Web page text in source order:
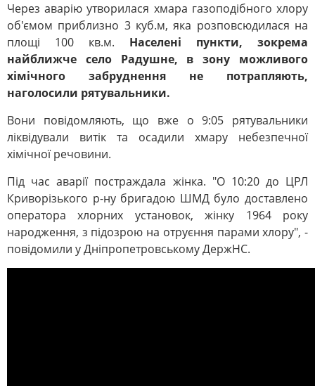
Через аварію утворилася хмара газоподібного хлору
об'ємом приблизно 3 куб.м, яка розповсюдилася на
площі 100 кв.м. Населені пункти, зокрема
найближче село Радушне, в зону можливого
хімічного забруднення не потрапляють,
наголосили рятувальники.
Вони повідомляють, що вже о 9:05 рятувальники
ліквідували витік та осадили хмару небезпечної
хімічної речовини.
Під час аварії постраждала жінка. "О 10:20 до ЦРЛ
Криворізького р-ну бригадою ШМД було доставлено
оператора хлорних установок, жінку 1964 року
народження, з підозрою на отруєння парами хлору", -
повідомили у Дніпропетровському ДержНС.